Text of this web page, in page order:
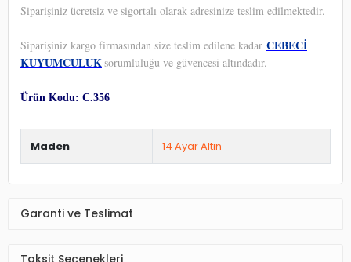
Siparişiniz ücretsiz ve sigortalı olarak adresinize teslim edilmektedir.
Siparişiniz kargo firmasından size teslim edilene kadar CEBECİ
KUYUMCULUKsorumluluğu ve güvencesi altındadır.
Ürün Kodu: C.356
Maden 14 Ayar Altın
Garanti ve Teslimat